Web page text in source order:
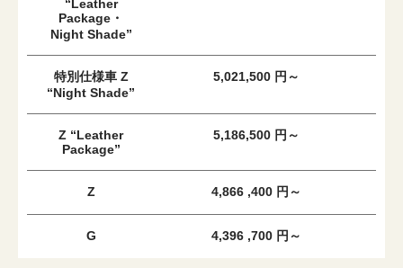
“Leather
Package・
Night Shade”
特別仕様車 Z
“Night Shade”
5,021,500 円～
Z “Leather
Package”
5,186,500 円～
Z 4,866 ,400 円～
G 4,396 ,700 円～